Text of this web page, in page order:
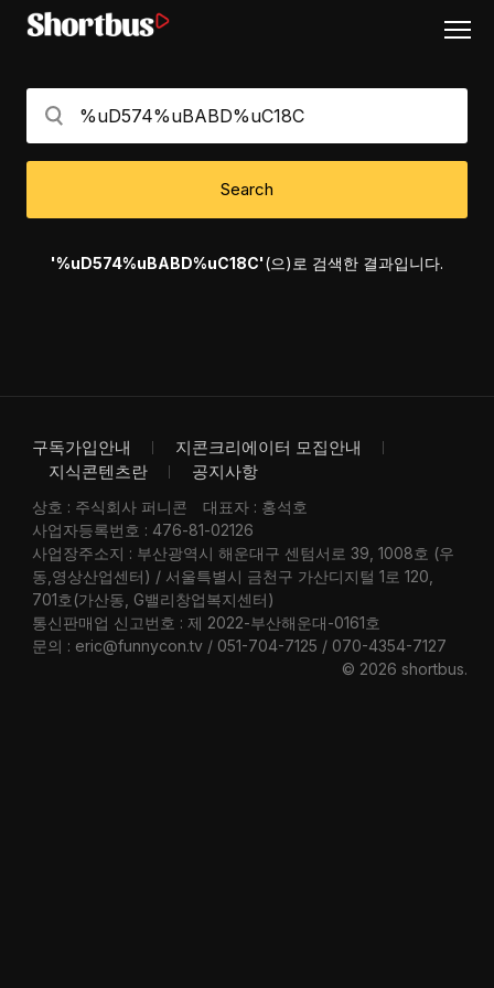
Search
'%uD574%uBABD%uC18C'(으)로 검색한 결과입니다.
구독가입안내
지콘크리에이터 모집안내
지식콘텐츠란
공지사항
상호 : 주식회사 퍼니콘
대표자 : 홍석호
사업자등록번호 : 476-81-02126
사업장주소지 : 부산광역시 해운대구 센텀서로 39, 1008호 (우
동,영상산업센터) / 서울특별시 금천구 가산디지털 1로 120,
701호(가산동, G밸리창업복지센터)
통신판매업 신고번호 : 제 2022-부산해운대-0161호
문의 : eric@funnycon.tv / 051-704-7125 / 070-4354-7127
© 2026 shortbus.